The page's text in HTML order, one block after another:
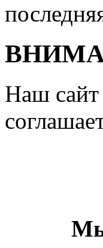
Наш сайт
Мы